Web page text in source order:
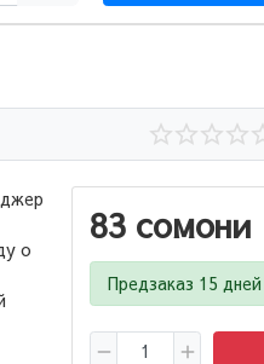
83 сомони
Предзаказ 15 дней
о